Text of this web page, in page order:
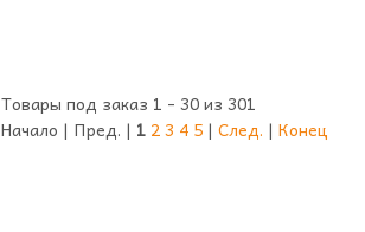
Товары под заказ 1 - 30 из 301
Начало | Пред. | 1 23 4 5 | След. | Конец